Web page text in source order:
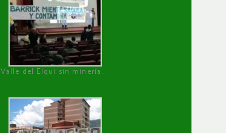
Valle del Elqui sin minería.